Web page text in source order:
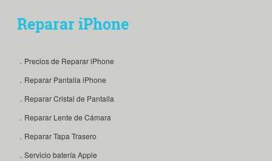
Reparar iPhone
．Precios de Reparar iPhone
．Reparar Pantalla iPhone
．Reparar Cristal de Pantalla
．Reparar Lente de Cámara
．Reparar Tapa Trasero
．Servicio batería Apple